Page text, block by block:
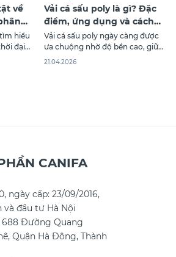
về
hiểu
đại
phát
Vải cá sấu poly là gì? Đặc
điểm, ứng dụng và cách
nhận biết
Vải cá sấu poly ngày càng được
ưa chuộng nhờ độ bền cao, giữ
form tốt và giá thành hợp lý. Với
21.04.2026
CANIFA
ngày cấp: 23/09/2016,
và đầu tư Hà Nội
688 Đường Quang
Quận Hà Đông, Thành